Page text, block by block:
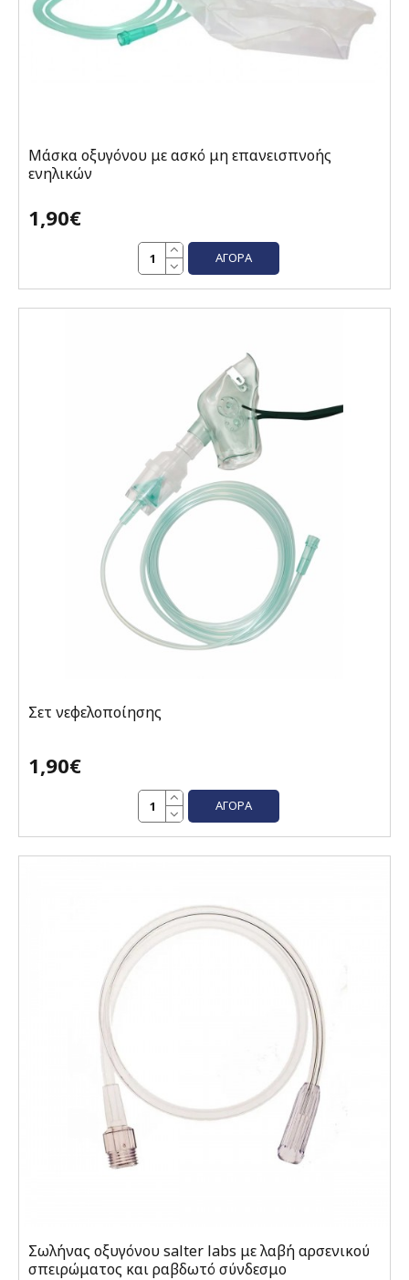
Μάσκα οξυγόνου με ασκό μη επανεισπνοής
ενηλικών
1,90€
ΑΓΟΡΆ
Σετ νεφελοποίησης
1,90€
ΑΓΟΡΆ
Σωλήνας οξυγόνου salter labs με λαβή αρσενικού
σπειρώματος και ραβδωτό σύνδεσμο